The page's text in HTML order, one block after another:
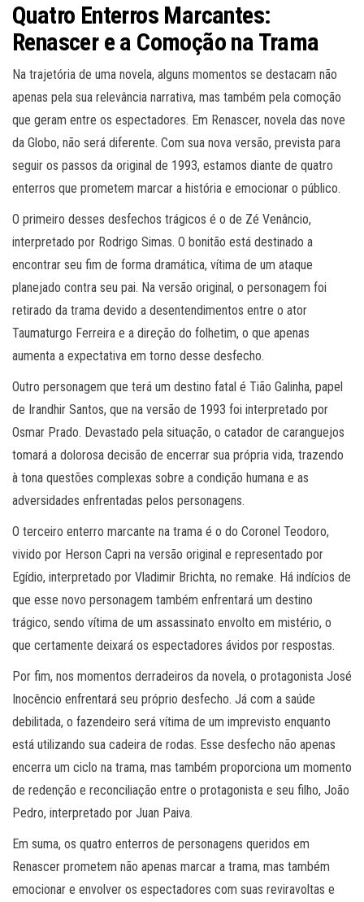
Quatro Enterros Marcantes:
Renascer e a Comoção na Trama
Na trajetória de uma novela, alguns momentos se destacam não
apenas pela sua relevância narrativa, mas também pela comoção
que geram entre os espectadores. Em Renascer, novela das nove
da Globo, não será diferente. Com sua nova versão, prevista para
seguir os passos da original de 1993, estamos diante de quatro
enterros que prometem marcar a história e emocionar o público.
O primeiro desses desfechos trágicos é o de Zé Venâncio,
interpretado por Rodrigo Simas. O bonitão está destinado a
encontrar seu fim de forma dramática, vítima de um ataque
planejado contra seu pai. Na versão original, o personagem foi
retirado da trama devido a desentendimentos entre o ator
Taumaturgo Ferreira e a direção do folhetim, o que apenas
aumenta a expectativa em torno desse desfecho.
Outro personagem que terá um destino fatal é Tião Galinha, papel
de Irandhir Santos, que na versão de 1993 foi interpretado por
Osmar Prado. Devastado pela situação, o catador de caranguejos
tomará a dolorosa decisão de encerrar sua própria vida, trazendo
à tona questões complexas sobre a condição humana e as
adversidades enfrentadas pelos personagens.
O terceiro enterro marcante na trama é o do Coronel Teodoro,
vivido por Herson Capri na versão original e representado por
Egídio, interpretado por Vladimir Brichta, no remake. Há indícios de
que esse novo personagem também enfrentará um destino
trágico, sendo vítima de um assassinato envolto em mistério, o
que certamente deixará os espectadores ávidos por respostas.
Por fim, nos momentos derradeiros da novela, o protagonista José
Inocêncio enfrentará seu próprio desfecho. Já com a saúde
debilitada, o fazendeiro será vítima de um imprevisto enquanto
está utilizando sua cadeira de rodas. Esse desfecho não apenas
encerra um ciclo na trama, mas também proporciona um momento
de redenção e reconciliação entre o protagonista e seu filho, João
Pedro, interpretado por Juan Paiva.
Em suma, os quatro enterros de personagens queridos em
Renascer prometem não apenas marcar a trama, mas também
emocionar e envolver os espectadores com suas reviravoltas e